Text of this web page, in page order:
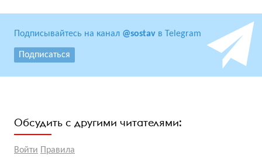
Подписывайтесь на канал @sostav в Telegram
Подписаться
Обсудить с другими читателями:
Войти Правила